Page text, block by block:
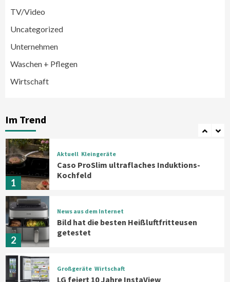
TV/Video
Uncategorized
Unternehmen
Waschen + Pflegen
Wirtschaft
Im Trend
5
6
Verbraucher setzen immer mehr auf
Klimageräte und Ventilatoren
7
1
Aktuell Kleingeräte
Caso ProSlim ultraflaches Induktions-
Kochfeld
2
News aus dem Internet
Bild hat die besten Heißluftfritteusen
getestet
Großgeräte Wirtschaft
LG feiert 10 Jahre InstaView